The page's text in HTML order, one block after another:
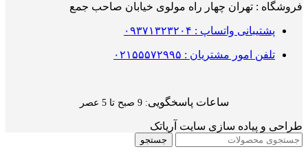
فروشگاه : تهران چهار راه مولوی خیابان صاحب جمع
پشتیبانی واتساپ : ۰۹۳۷۱۳۲۳۲۰۴
تلفن امور مشتریان : ۰۲۱۵۵۵۷۲۹۹۵
ساعات پاسخگویی: 9 صبح تا 5 عصر
طراحی و پیاده سازی سایت آریاتک
جستجو